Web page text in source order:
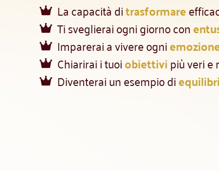
La capacità ditrasformare
Ti sveglierai ogni giorno con
Imparerai a vivere ogni
Chiarirai i tuoiobiettivipiù veri e
Diventerai un esempio di